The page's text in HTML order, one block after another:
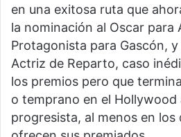
en una exitosa ruta que
la nominación al Oscar para
Protagonista para Gascón,
Actriz de Reparto, caso
los premios pero que
o temprano en el
progresista, al menos en los